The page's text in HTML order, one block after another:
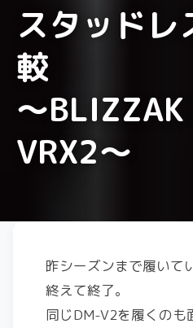
スタッドレ
較
～
VRX2～
昨シーズンまで履いて
終えて終了。
同じDM-V2を履くのも